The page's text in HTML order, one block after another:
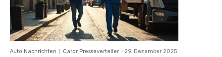
Auto Nachrichten Carpr Presseverteiler - 29. Dezember 2025